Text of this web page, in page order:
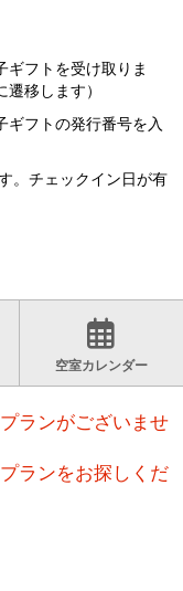
ギフトを受け取りま
遷移します）
ギフトの発行番号を入
。チェックイン日が有
空室カレンダー
ランがございませ
ランをお探しくだ